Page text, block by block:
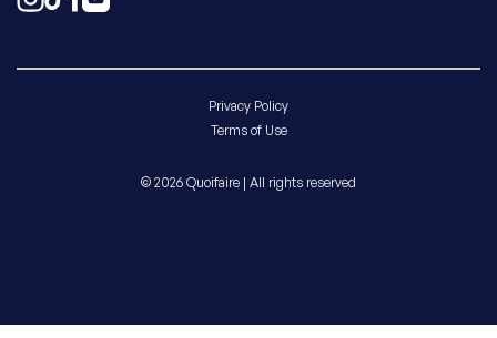
Privacy Policy
Terms of Use
© 2026 Quoifaire | All rights reserved